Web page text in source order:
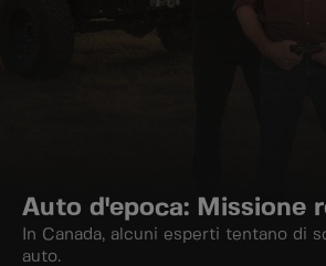
Auto d'epoca: Missione
In Canada, alcuni esperti tentano di
auto.